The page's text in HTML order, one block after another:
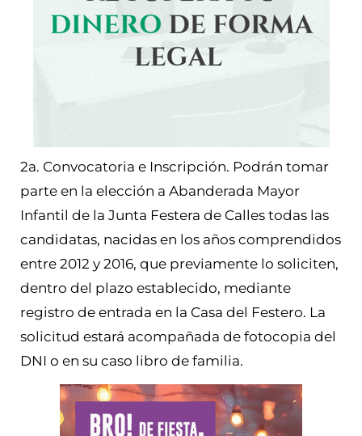
2a. Convocatoria e Inscripción. Podrán tomar
parte en la elección a Abanderada Mayor
Infantil de la Junta Festera de Calles todas las
candidatas, nacidas en los años comprendidos
entre 2012 y 2016, que previamente lo soliciten,
dentro del plazo establecido, mediante
registro de entrada en la Casa del Festero. La
solicitud estará acompañada de fotocopia del
DNI o en su caso libro de familia.